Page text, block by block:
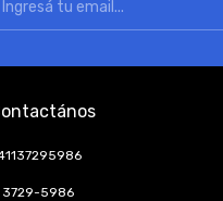
3729-5986